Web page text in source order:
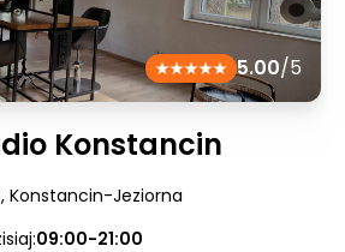
5.00/5
Konstancin
, Konstancin-Jeziorna
09:00-21:00